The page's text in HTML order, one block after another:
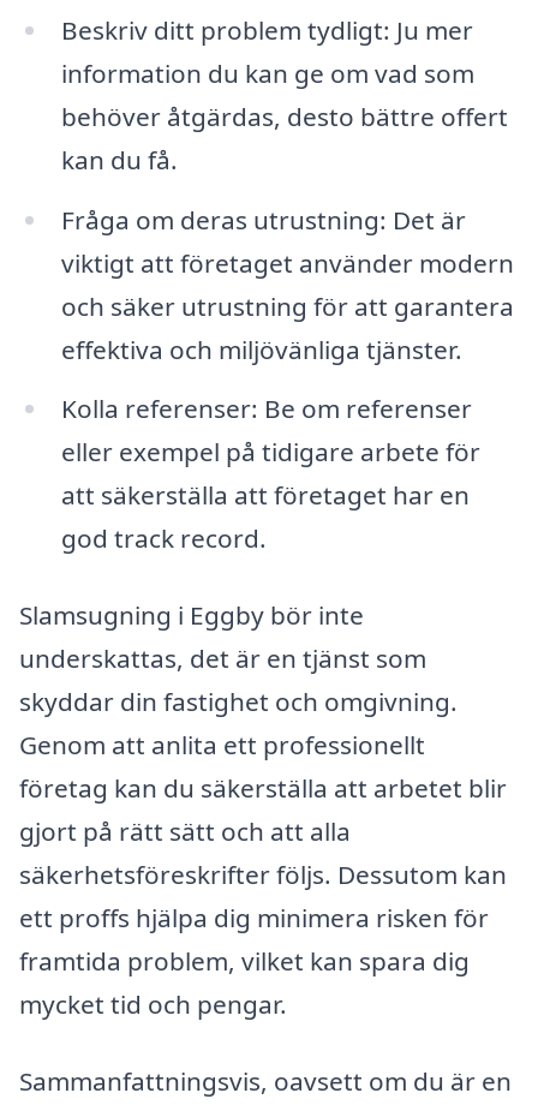
Beskriv ditt problem tydligt: Ju mer
information du kan ge om vad som
behöver åtgärdas, desto bättre offert
kan du få.
Fråga om deras utrustning: Det är
viktigt att företaget använder modern
och säker utrustning för att garantera
effektiva och miljövänliga tjänster.
Kolla referenser: Be om referenser
eller exempel på tidigare arbete för
att säkerställa att företaget har en
god track record.
Slamsugning i Eggby bör inte
underskattas, det är en tjänst som
skyddar din fastighet och omgivning.
Genom att anlita ett professionellt
företag kan du säkerställa att arbetet blir
gjort på rätt sätt och att alla
säkerhetsföreskrifter följs. Dessutom kan
ett proffs hjälpa dig minimera risken för
framtida problem, vilket kan spara dig
mycket tid och pengar.
Sammanfattningsvis, oavsett om du är en